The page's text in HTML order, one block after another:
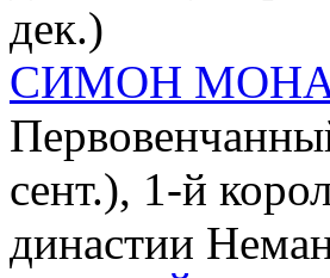
дек.)
СИМОН
сент.), 1-й
династии